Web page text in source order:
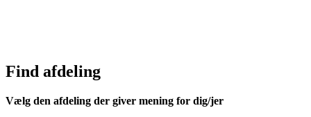
Find afdeling
Vælg den afdeling der giver mening for dig/jer